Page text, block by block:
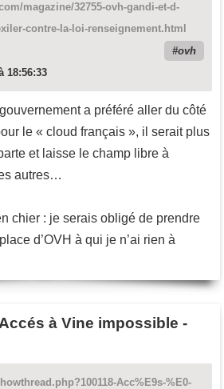
magazine/32755-ovh-gandi-et-d-
contre-la-loi-renseignement.html
ovh
18:56:33
a préféré aller du côté
le « cloud français », il serait plus
et laisse le champ libre à
autres…
chier : je serais obligé de prendre
d’OVH à qui je n’ai rien à
à Vine impossible -
Acc%E9s-%E0-